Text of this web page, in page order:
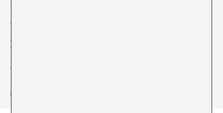
Estela Ortiz (Terrassa, 1988), es graduada en Ciencias Políticas y
titulada superior de Arte en la Escola Massana. Es analista
cultural y comunicadora, especialmente de lo que tenga que ver
con la cultura digital. Ha publicado un ensayo sobre identidades
en Tinder con Nuria Gómez Gabriel (Love me, Tinder, 2019 ed.
Temas de Hoy). Actualmente hace una sección diaria en ‘Els
Experts’ de iCat.fm donde habla sobre feminismo, actualidad y
cultura, y dirige ‘Sabor a WIFI’, un podcast sobre cultura millennial
y Z. En su canal de YouTube hace videoensayos analizando
fenómenos culturales tan diversos como Shrek, Pepe the frog o
los cryptobros.